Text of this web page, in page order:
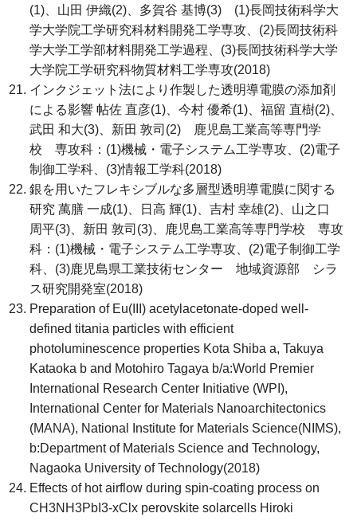
(1)、山田 伊織(2)、多賀谷 基博(3) (1)長岡技術科学大
学大学院工学研究科材料開発工学専攻、(2)長岡技術科
学大学工学部材料開発工学過程、(3)長岡技術科学大学
大学院工学研究科物質材料工学専攻(2018)
インクジェット法により作製した透明導電膜の添加剤
による影響 帖佐 直彦(1)、今村 優希(1)、福留 直樹(2)、
武田 和大(3)、新田 敦司(2) 鹿児島工業高等専門学
校 専攻科：(1)機械・電子システム工学専攻、(2)電子
制御工学科、(3)情報工学科(2018)
銀を用いたフレキシブルな多層型透明導電膜に関する
研究 萬膳 一成(1)、日高 輝(1)、吉村 幸雄(2)、山之口
周平(3)、新田 敦司(3)、鹿児島工業高等専門学校 専攻
科：(1)機械・電子システム工学専攻、(2)電子制御工学
科、(3)鹿児島県工業技術センター 地域資源部 シラ
ス研究開発室(2018)
Preparation of Eu(III) acetylacetonate-doped well-
defined titania particles with efficient
photoluminescence properties Kota Shiba a, Takuya
Kataoka b and Motohiro Tagaya b/a:World Premier
International Research Center Initiative (WPI),
International Center for Materials Nanoarchitectonics
(MANA), National Institute for Materials Science(NIMS),
b:Department of Materials Science and Technology,
Nagaoka University of Technology(2018)
Effects of hot airflow during spin-coating process on
CH3NH3PbI3-xClx perovskite solarcells Hiroki